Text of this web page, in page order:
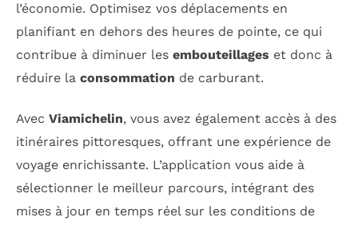
l’économie. Optimisez vos déplacements en
planifiant en dehors des heures de pointe, ce qui
contribue à diminuer les embouteillages et donc à
réduire la consommation de carburant.
Avec Viamichelin, vous avez également accès à des
itinéraires pittoresques, offrant une expérience de
voyage enrichissante. L’application vous aide à
sélectionner le meilleur parcours, intégrant des
mises à jour en temps réel sur les conditions de